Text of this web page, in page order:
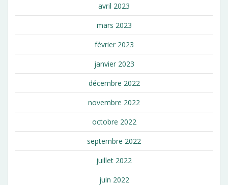
avril 2023
mars 2023
février 2023
janvier 2023
décembre 2022
novembre 2022
octobre 2022
septembre 2022
juillet 2022
juin 2022